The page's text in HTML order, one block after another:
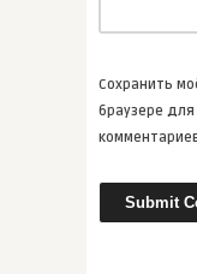
ВСЕ СТАТЬИ
admin
Джон
Лорен ...
Сохранить
браузере